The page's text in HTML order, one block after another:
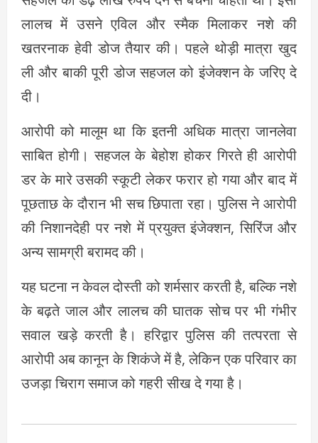
लालच में उसने एविल और स्मैक मिलाकर नशे की
खतरनाक हेवी डोज तैयार की। पहले थोड़ी मात्रा खुद
ली और बाकी पूरी डोज सहजल को इंजेक्शन के जरिए दे
दी।
आरोपी को मालूम था कि इतनी अधिक मात्रा जानलेवा
साबित होगी। सहजल के बेहोश होकर गिरते ही आरोपी
डर के मारे उसकी स्कूटी लेकर फरार हो गया और बाद में
पूछताछ के दौरान भी सच छिपाता रहा। पुलिस ने आरोपी
की निशानदेही पर नशे में प्रयुक्त इंजेक्शन, सिरिंज और
अन्य सामग्री बरामद की।
यह घटना न केवल दोस्ती को शर्मसार करती है, बल्कि नशे
के बढ़ते जाल और लालच की घातक सोच पर भी गंभीर
सवाल खड़े करती है। हरिद्वार पुलिस की तत्परता से
आरोपी अब कानून के शिकंजे में है, लेकिन एक परिवार का
उजड़ा चिराग समाज को गहरी सीख दे गया है।